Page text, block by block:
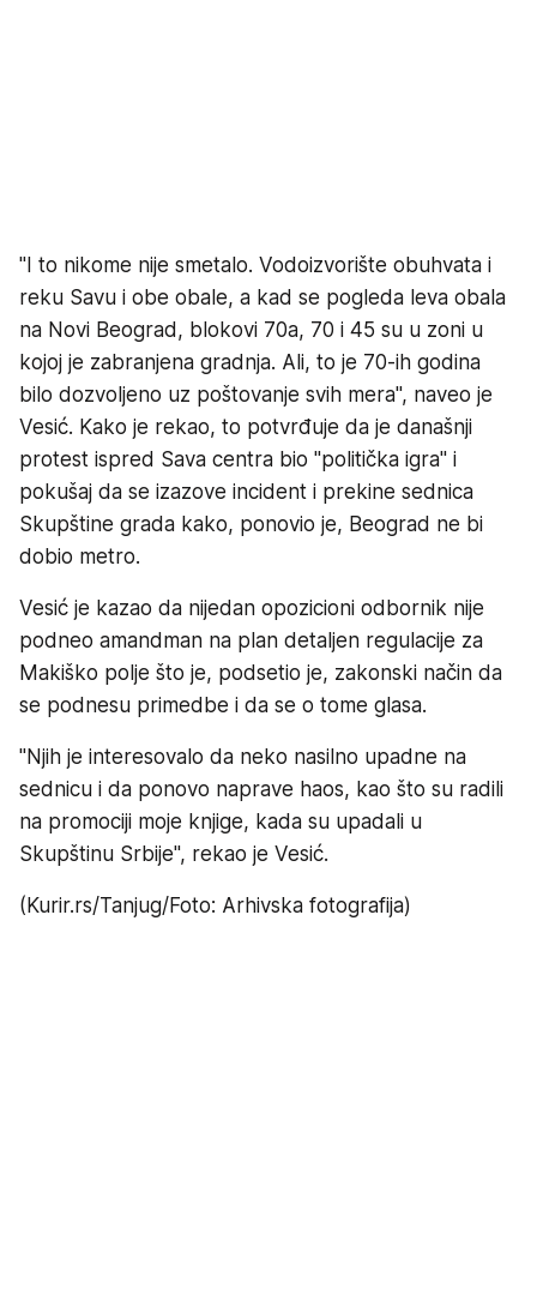
''I to nikome nije smetalo. Vodoizvorište obuhvata i
reku Savu i obe obale, a kad se pogleda leva obala
na Novi Beograd, blokovi 70a, 70 i 45 su u zoni u
kojoj je zabranjena gradnja. Ali, to je 70-ih godina
bilo dozvoljeno uz poštovanje svih mera'', naveo je
Vesić. Kako je rekao, to potvrđuje da je današnji
protest ispred Sava centra bio ''politička igra'' i
pokušaj da se izazove incident i prekine sednica
Skupštine grada kako, ponovio je, Beograd ne bi
dobio metro.
Vesić je kazao da nijedan opozicioni odbornik nije
podneo amandman na plan detaljen regulacije za
Makiško polje što je, podsetio je, zakonski način da
se podnesu primedbe i da se o tome glasa.
''Njih je interesovalo da neko nasilno upadne na
sednicu i da ponovo naprave haos, kao što su radili
na promociji moje knjige, kada su upadali u
Skupštinu Srbije'', rekao je Vesić.
(Kurir.rs/Tanjug/Foto: Arhivska fotografija)